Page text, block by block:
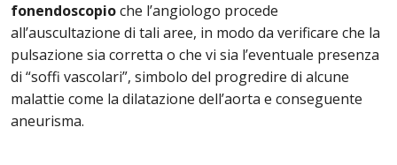
fonendoscopioche l’angiologo procede
all’auscultazione di tali aree, in modo da verificare che la
pulsazione sia corretta o che vi sia l’eventuale presenza
di “soffi vascolari”, simbolo del progredire di alcune
malattie come la dilatazione dell’aorta e conseguente
aneurisma.